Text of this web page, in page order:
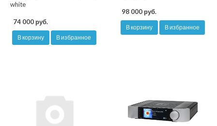
white
74 000 руб.
В корзину В избранное
98 000 руб.
В корзину В избранное